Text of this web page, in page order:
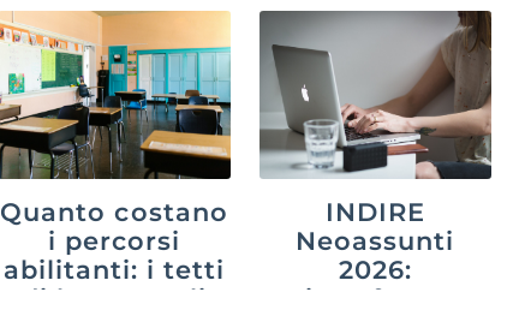
Quanto costano
i percorsi
abilitanti: i tetti
di legge e gli
INDIRE
Neoassunti
2026:
piattaforma,